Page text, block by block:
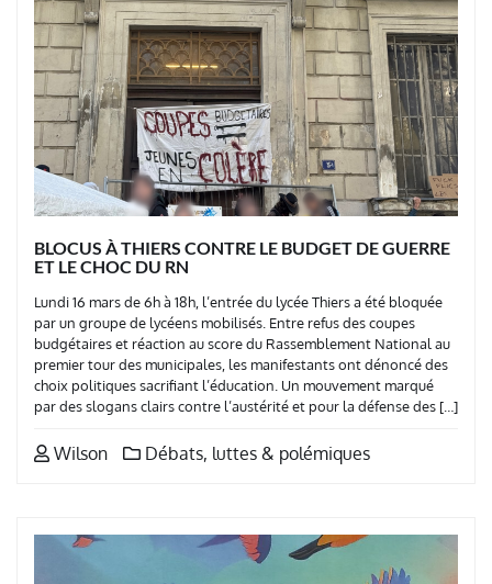
BLOCUS À THIERS CONTRE LE BUDGET DE GUERRE
ET LE CHOC DU RN
Lundi 16 mars de 6h à 18h, l’entrée du lycée Thiers a été bloquée
par un groupe de lycéens mobilisés. Entre refus des coupes
budgétaires et réaction au score du Rassemblement National au
premier tour des municipales, les manifestants ont dénoncé des
choix politiques sacrifiant l’éducation. Un mouvement marqué
par des slogans clairs contre l’austérité et pour la défense des […]
Wilson Débats, luttes & polémiques